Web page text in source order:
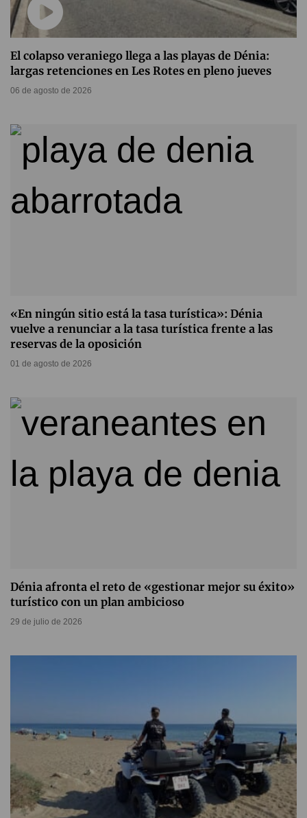
El colapso veraniego llega a las playas de Dénia:
largas retenciones en Les Rotes en pleno jueves
06 de agosto de 2026
«En ningún sitio está la tasa turística»: Dénia
vuelve a renunciar a la tasa turística frente a las
reservas de la oposición
01 de agosto de 2026
Dénia afronta el reto de «gestionar mejor su éxito»
turístico con un plan ambicioso
29 de julio de 2026